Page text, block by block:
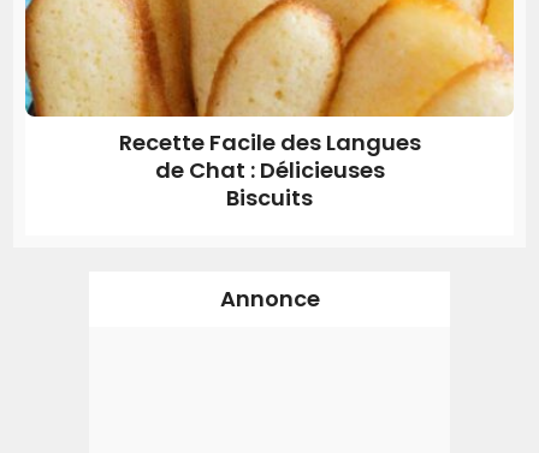
Recette Facile des Langues
de Chat : Délicieuses
Biscuits
Annonce